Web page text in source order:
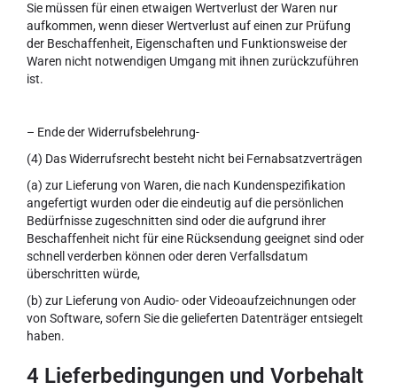
Sie müssen für einen etwaigen Wertverlust der Waren nur
aufkommen, wenn dieser Wertverlust auf einen zur Prüfung
der Beschaffenheit, Eigenschaften und Funktionsweise der
Waren nicht notwendigen Umgang mit ihnen zurückzuführen
ist.
– Ende der Widerrufsbelehrung-
(4) Das Widerrufsrecht besteht nicht bei Fernabsatzverträgen
(a) zur Lieferung von Waren, die nach Kundenspezifikation
angefertigt wurden oder die eindeutig auf die persönlichen
Bedürfnisse zugeschnitten sind oder die aufgrund ihrer
Beschaffenheit nicht für eine Rücksendung geeignet sind oder
schnell verderben können oder deren Verfallsdatum
überschritten würde,
(b) zur Lieferung von Audio- oder Videoaufzeichnungen oder
von Software, sofern Sie die gelieferten Datenträger entsiegelt
haben.
4 Lieferbedingungen und Vorbehalt